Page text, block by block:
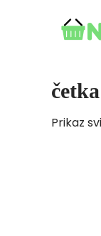
Prikaz